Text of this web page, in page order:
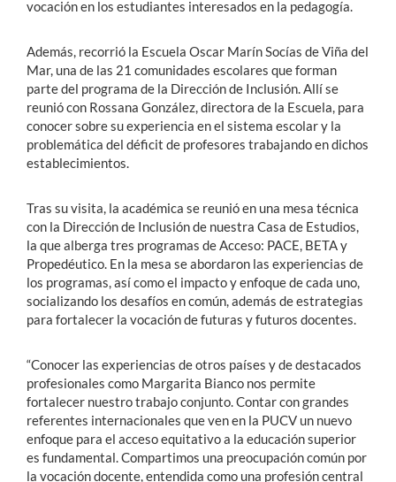
vocación en los estudiantes interesados en la pedagogía.
Además, recorrió la Escuela Oscar Marín Socías de Viña del
Mar, una de las 21 comunidades escolares que forman
parte del programa de la Dirección de Inclusión. Allí se
reunió con Rossana González, directora de la Escuela, para
conocer sobre su experiencia en el sistema escolar y la
problemática del déficit de profesores trabajando en dichos
establecimientos.
Tras su visita, la académica se reunió en una mesa técnica
con la Dirección de Inclusión de nuestra Casa de Estudios,
la que alberga tres programas de Acceso: PACE, BETA y
Propedéutico. En la mesa se abordaron las experiencias de
los programas, así como el impacto y enfoque de cada uno,
socializando los desafíos en común, además de estrategias
para fortalecer la vocación de futuras y futuros docentes.
“Conocer las experiencias de otros países y de destacados
profesionales como Margarita Bianco nos permite
fortalecer nuestro trabajo conjunto. Contar con grandes
referentes internacionales que ven en la PUCV un nuevo
enfoque para el acceso equitativo a la educación superior
es fundamental. Compartimos una preocupación común por
la vocación docente, entendida como una profesión central